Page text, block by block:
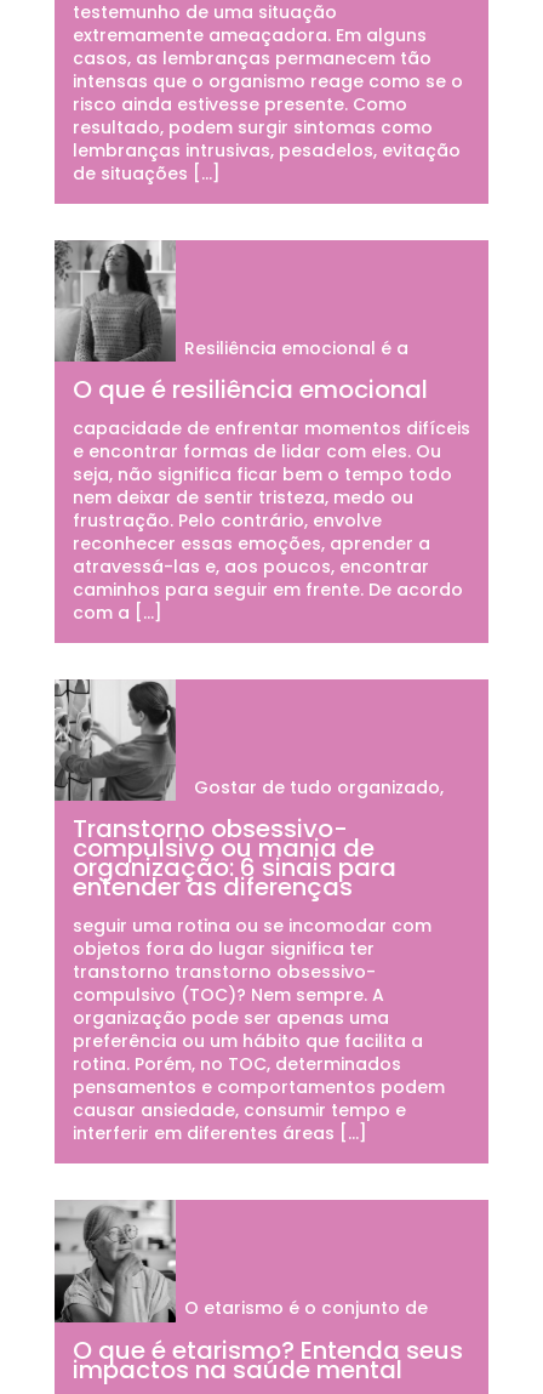
testemunho de uma situação
extremamente ameaçadora. Em alguns
casos, as lembranças permanecem tão
intensas que o organismo reage como se o
risco ainda estivesse presente. Como
resultado, podem surgir sintomas como
lembranças intrusivas, pesadelos, evitação
de situações […]
O que é resiliência emocional
Resiliência emocional é a
capacidade de enfrentar momentos difíceis
e encontrar formas de lidar com eles. Ou
seja, não significa ficar bem o tempo todo
nem deixar de sentir tristeza, medo ou
frustração. Pelo contrário, envolve
reconhecer essas emoções, aprender a
atravessá-las e, aos poucos, encontrar
caminhos para seguir em frente. De acordo
com a […]
Transtorno obsessivo-
compulsivo ou mania de
organização: 6 sinais para
entender as diferenças
Gostar de tudo organizado,
seguir uma rotina ou se incomodar com
objetos fora do lugar significa ter
transtorno transtorno obsessivo-
compulsivo (TOC)? Nem sempre. A
organização pode ser apenas uma
preferência ou um hábito que facilita a
rotina. Porém, no TOC, determinados
pensamentos e comportamentos podem
causar ansiedade, consumir tempo e
interferir em diferentes áreas […]
O que é etarismo? Entenda seus
impactos na saúde mental
O etarismo é o conjunto de